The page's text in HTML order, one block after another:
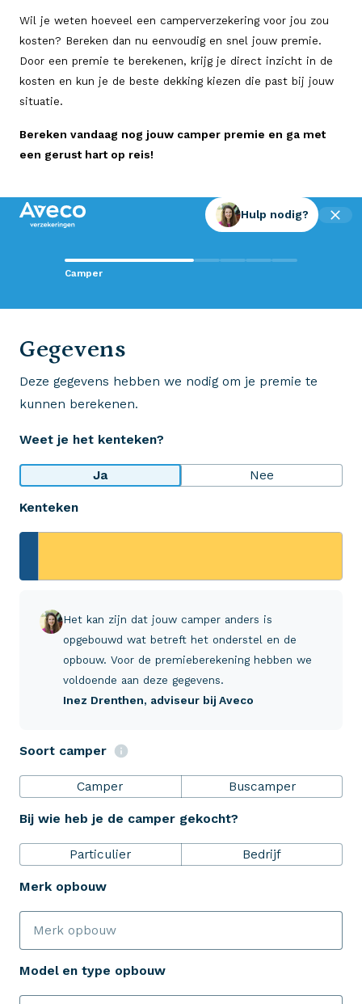
Wil je weten hoeveel een camperverzekering voor jou zou
kosten? Bereken dan nu eenvoudig en snel jouw premie.
Door een premie te berekenen, krijg je direct inzicht in de
kosten en kun je de beste dekking kiezen die past bij jouw
situatie.
Bereken vandaag nog jouw camper premie en ga met
een gerust hart op reis!
Camper
Hulp nodig?
Gegevens
Deze gegevens hebben we nodig om je premie te
kunnen berekenen.
Weet je het kenteken?
Ja Nee
Kenteken
Het kan zijn dat jouw camper anders is
opgebouwd wat betreft het onderstel en de
opbouw. Voor de premieberekening hebben we
voldoende aan deze gegevens.
Inez Drenthen, adviseur bij Aveco
Soort camper
Camper Buscamper
Bij wie heb je de camper gekocht?
Particulier Bedrijf
Merk opbouw
Model en type opbouw
Contact met Aveco?
Wij staan voor je klaar!
Wij krijgen een 8,5!
Op basis van ruim 3.000 reviews
Bekijk wat anderen over ons zeggen
+31 (0)523 - 20 80 30
Verzekeringen
ZekerheidsPakket
Over Aveco
Bereken je premie
Schade melden